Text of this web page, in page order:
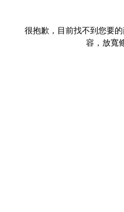
很抱歉，目前找不到您要
容，放寬